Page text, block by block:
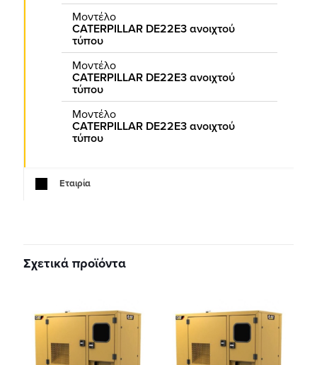
Μοντέλο
CATERPILLAR DE22E3 ανοιχτού
τύπου
Μοντέλο
CATERPILLAR DE22E3 ανοιχτού
τύπου
Μοντέλο
CATERPILLAR DE22E3 ανοιχτού
τύπου
Εταιρία
Σχετικά προϊόντα